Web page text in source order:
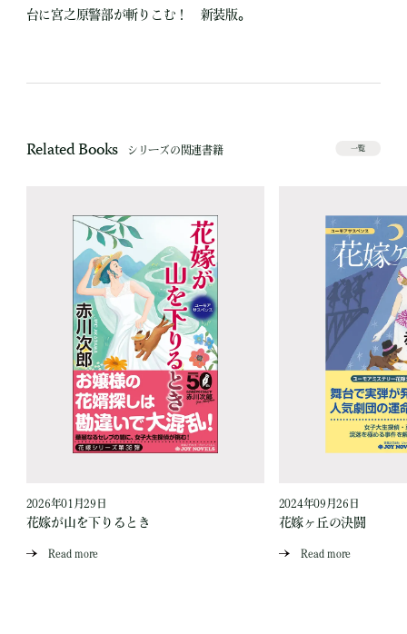
台に宮之原警部が斬りこむ！ 新装版。
Related Books シリーズの関連書籍 一覧
2026年01月29日
花嫁が山を下りるとき
Read more
2024年09月26日
花嫁ヶ丘の決闘
Read more